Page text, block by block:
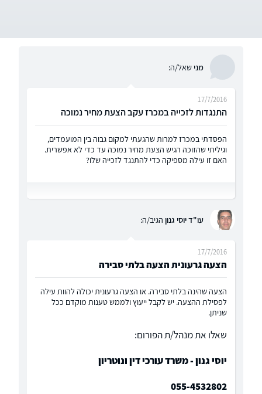
מנישאל/ה:
התנגדות לזכייה במכרז עקב הצעת מחיר נמוכה
17/7/2016
הפסדתי במכרז למרות שהגעתי למקום גבוה בין המועמדים,
וגיליתי שהזוכה הגיש הצעת מחיר נמוכה עד כדי לא אפשרית.
האם זו עילה מספיקה כדי להתנגד לזכייה שלו?
עו"ד יוסי גנון הגיב/ה:
הצעה גרעונית הצעה בלתי סבירה
17/7/2016
הצעה שהינה בלתי סבירה. או הצעה גרעונית יכולה להוות עילה
לפסילת ההצעה. יש לקבל ייעוץ ולממש טענות מוקדם ככל
שניתן.
שאלו את מנהל/ת הפורום:
יוסי גנון - משרד עורכי דין ונוטריון
055-4532802